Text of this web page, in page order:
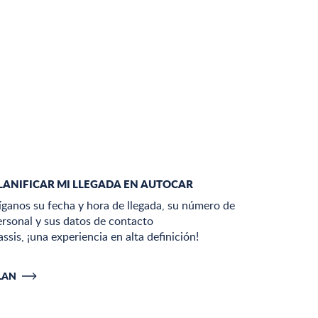
MI LLEGADA EN AUTOCAR
su fecha y hora de llegada, su número de
y sus datos de contacto
¡una experiencia en alta definición!